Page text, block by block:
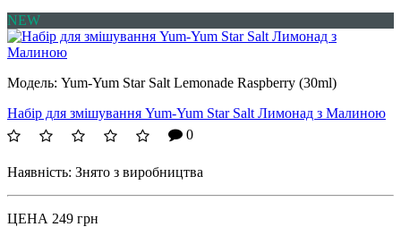
NEW
Модель: Yum-Yum Star Salt Lemonade Raspberry (30ml)
Набір для змішування Yum-Yum Star Salt Лимонад з Малиною
0
Наявність: Знято з виробництва
ЦЕНА 249 грн